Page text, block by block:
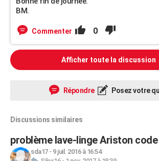
BM.
Commenter 0
Afficher toute la discussion
Répondre Posez votre
Discussions similaires
problème lave-linge Ariston code
sda17- 9 juil. 2016 à 16:54